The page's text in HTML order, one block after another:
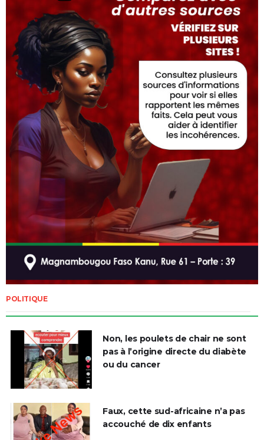
POLITIQUE
Non, les poulets de chair ne sont
pas à l’origine directe du diabète
ou du cancer
Faux, cette sud-africaine n’a pas
accouché de dix enfants